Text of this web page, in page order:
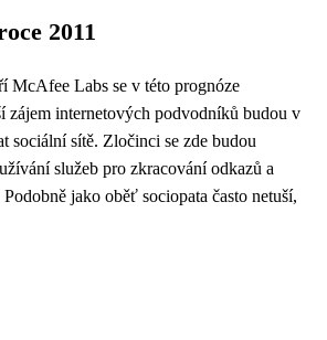
2011
McAfee Labs se v této prognóze
zájem internetových podvodníků budou v
sociální sítě. Zločinci se zde budou
služeb pro zkracování odkazů a
jako oběť sociopata často netuší,